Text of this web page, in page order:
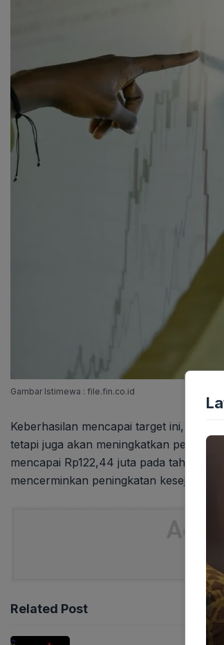
Gambar Istimewa : file.fin.co.id
Keberhasilan mencapai target ini,
tetapi juga akan meningkatkan
mencapai Rp122,44 juta pada tahun
mencerminkan peningkatan
Related Post